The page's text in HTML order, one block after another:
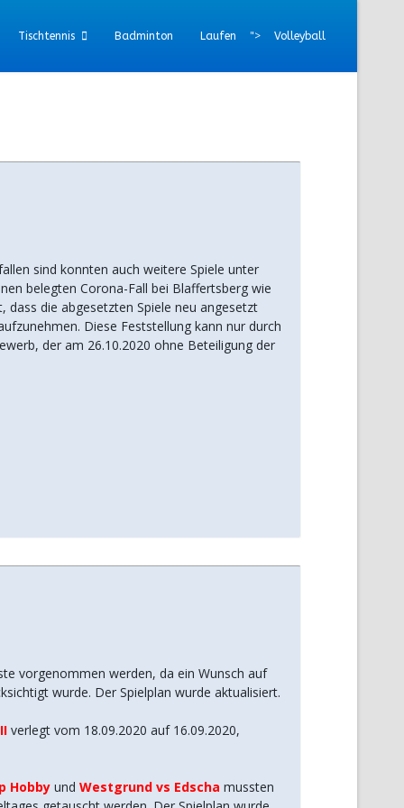
Tischtennis Badminton Laufen "> Volleyball
sind konnten auch weitere Spiele unter
belegten Corona-Fall bei Blaffertsberg wie
dass die abgesetzten Spiele neu angesetzt
Diese Feststellung kann nur durch
der am 26.10.2020 ohne Beteiligung der
vorgenommen werden, da ein Wunsch auf
wurde. Der Spielplan wurde aktualisiert.
verlegt vom 18.09.2020 auf 16.09.2020,
Hobby und Westgrund vs Edscha mussten